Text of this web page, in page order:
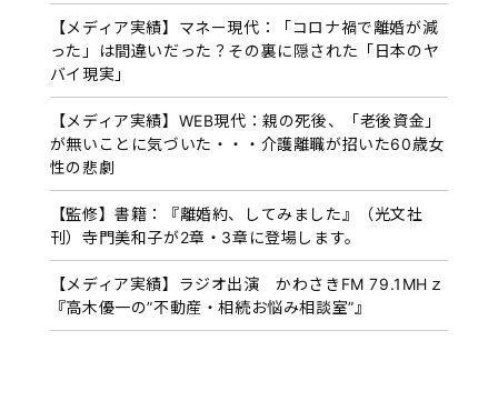
【メディア実績】マネー現代：「コロナ禍で離婚が減
った」は間違いだった？その裏に隠された「日本のヤ
バイ現実」
【メディア実績】WEB現代：親の死後、「老後資金」
が無いことに気づいた・・・介護離職が招いた60歳女
性の悲劇
【監修】書籍：『離婚約、してみました』（光文社
刊）寺門美和子が2章・3章に登場します。
【メディア実績】ラジオ出演 かわさきFM 79.1MHｚ
『高木優一の”不動産・相続お悩み相談室”』